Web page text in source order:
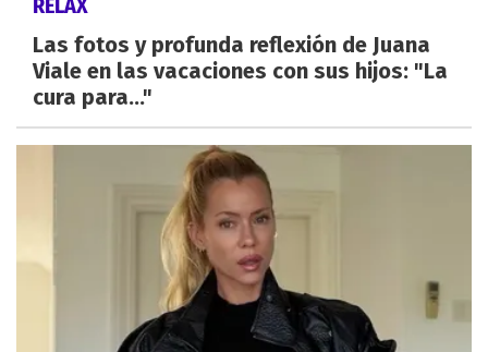
RELAX
Las fotos y profunda reflexión de Juana
Viale en las vacaciones con sus hijos: "La
cura para..."